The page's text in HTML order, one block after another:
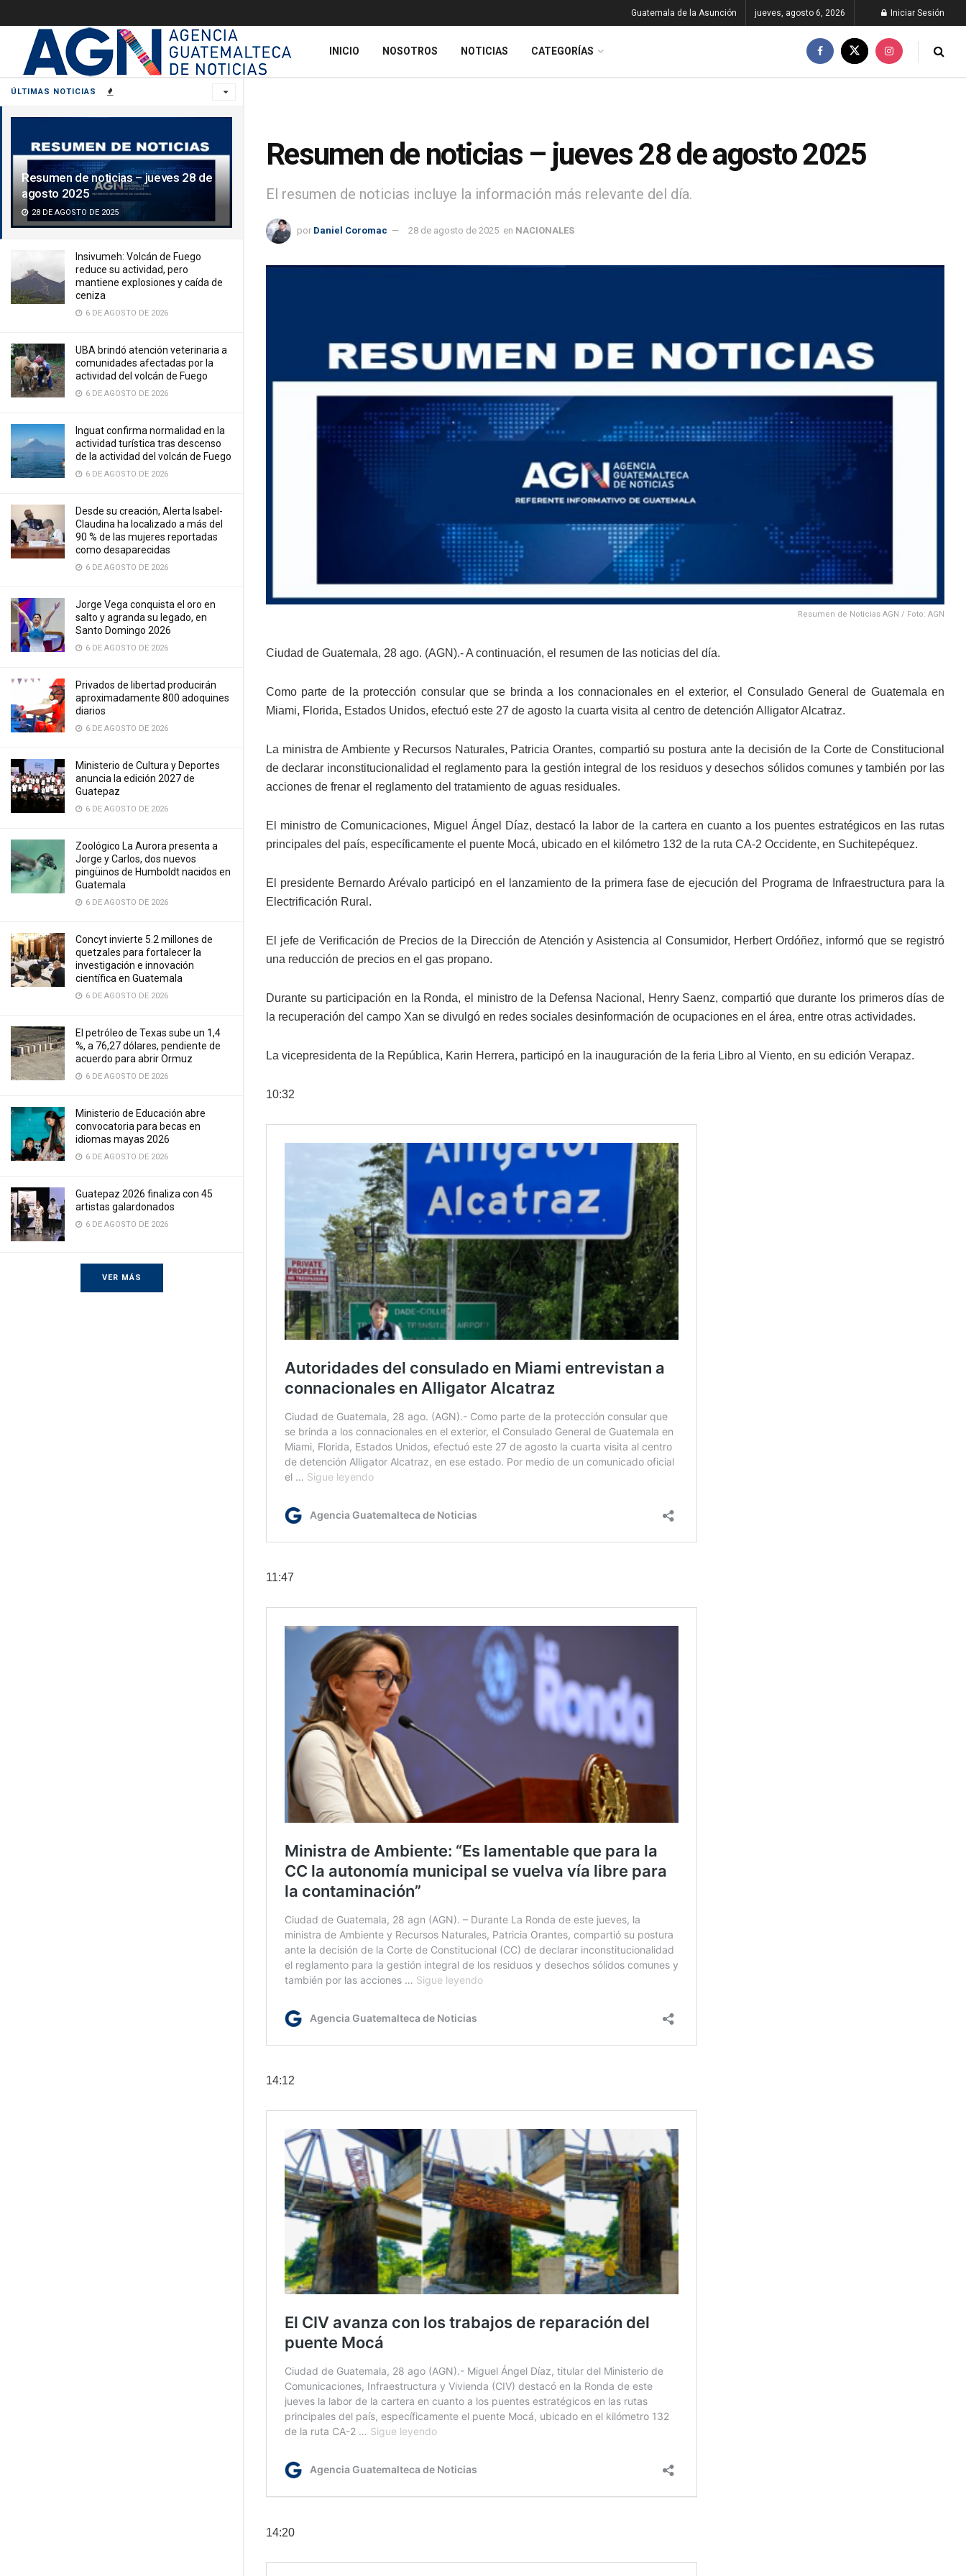
ÚLTIMAS NOTICIAS
Resumen de noticias – jueves 28 de
agosto 2025
28 DE AGOSTO DE 2025
Insivumeh: Volcán de Fuego
reduce su actividad, pero
mantiene explosiones y caída de
ceniza
6 DE AGOSTO DE 2026
UBA brindó atención veterinaria a
comunidades afectadas por la
actividad del volcán de Fuego
6 DE AGOSTO DE 2026
Inguat confirma normalidad en la
actividad turística tras descenso
de la actividad del volcán de Fuego
6 DE AGOSTO DE 2026
Desde su creación, Alerta Isabel-
Claudina ha localizado a más del
90 % de las mujeres reportadas
como desaparecidas
6 DE AGOSTO DE 2026
Jorge Vega conquista el oro en
salto y agranda su legado, en
Santo Domingo 2026
6 DE AGOSTO DE 2026
Privados de libertad producirán
aproximadamente 800 adoquines
diarios
6 DE AGOSTO DE 2026
Ministerio de Cultura y Deportes
anuncia la edición 2027 de
Guatepaz
6 DE AGOSTO DE 2026
Zoológico La Aurora presenta a
Jorge y Carlos, dos nuevos
pingüinos de Humboldt nacidos en
Guatemala
6 DE AGOSTO DE 2026
Concyt invierte 5.2 millones de
quetzales para fortalecer la
investigación e innovación
científica en Guatemala
6 DE AGOSTO DE 2026
El petróleo de Texas sube un 1,4
%, a 76,27 dólares, pendiente de
acuerdo para abrir Ormuz
6 DE AGOSTO DE 2026
Ministerio de Educación abre
convocatoria para becas en
idiomas mayas 2026
6 DE AGOSTO DE 2026
Guatepaz 2026 finaliza con 45
artistas galardonados
6 DE AGOSTO DE 2026
VER MÁS
Guatemala de la Asunción jueves, agosto 6, 2026 Iniciar Sesión
INICIO NOSOTROS NOTICIAS CATEGORÍAS
Resumen de noticias – jueves 28 de agosto 2025
El resumen de noticias incluye la información más relevante del día.
por Daniel Coromac 28 de agosto de 2025 en NACIONALES
Resumen de Noticias AGN / Foto: AGN
Ciudad de Guatemala, 28 ago. (AGN).- A continuación, el resumen de las noticias del día.
Como parte de la protección consular que se brinda a los connacionales en el exterior, el Consulado General de Guatemala en
Miami, Florida, Estados Unidos, efectuó este 27 de agosto la cuarta visita al centro de detención Alligator Alcatraz.
La ministra de Ambiente y Recursos Naturales, Patricia Orantes, compartió su postura ante la decisión de la Corte de Constitucional
de declarar inconstitucionalidad el reglamento para la gestión integral de los residuos y desechos sólidos comunes y también por las
acciones de frenar el reglamento del tratamiento de aguas residuales.
El ministro de Comunicaciones, Miguel Ángel Díaz, destacó la labor de la cartera en cuanto a los puentes estratégicos en las rutas
principales del país, específicamente el puente Mocá, ubicado en el kilómetro 132 de la ruta CA-2 Occidente, en Suchitepéquez.
El presidente Bernardo Arévalo participó en el lanzamiento de la primera fase de ejecución del Programa de Infraestructura para la
Electrificación Rural.
El jefe de Verificación de Precios de la Dirección de Atención y Asistencia al Consumidor, Herbert Ordóñez, informó que se registró
una reducción de precios en el gas propano.
Durante su participación en la Ronda, el ministro de la Defensa Nacional, Henry Saenz, compartió que durante los primeros días de
la recuperación del campo Xan se divulgó en redes sociales desinformación de ocupaciones en el área, entre otras actividades.
La vicepresidenta de la República, Karin Herrera, participó en la inauguración de la feria Libro al Viento, en su edición Verapaz.
10:32
11:47
14:12
14:20